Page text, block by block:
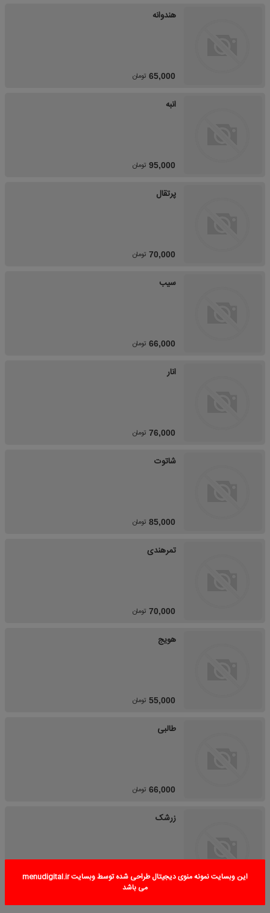
هندوانه
65,000 تومان
انبه
95,000 تومان
پرتقال
70,000 تومان
سیب
66,000 تومان
انار
76,000 تومان
شاتوت
85,000 تومان
تمرهندی
70,000 تومان
هویج
55,000 تومان
طالبی
66,000 تومان
زرشک
67,000 تومان
این وبسایت نمونه منوی دیجیتال طراحی شده توسط وبسایت menudigital.ir
می باشد